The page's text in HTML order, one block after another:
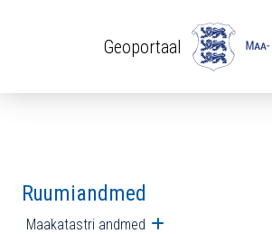
Geoportaal
Ruumiandmed
Maakatastri andmed Ava alammenüü